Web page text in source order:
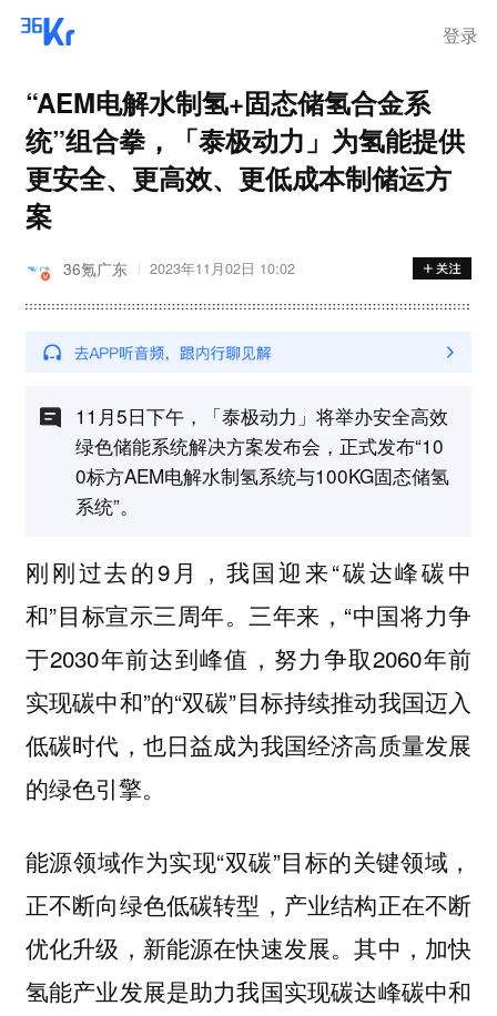
登录
“AEM电解水制氢+固态储氢合金系
统”组合拳，「泰极动力」为氢能提供
更安全、更高效、更低成本制储运方
案
36氪广东 2023年11月02日 10:02
11月5日下午，「泰极动力」将举办安全高效
绿色储能系统解决方案发布会，正式发布“10
0标方AEM电解水制氢系统与100KG固态储氢
系统”。
刚刚过去的9月，我国迎来“碳达峰碳中
和”目标宣示三周年。三年来，“中国将力争
于2030年前达到峰值，努力争取2060年前
实现碳中和”的“双碳”目标持续推动我国迈入
低碳时代，也日益成为我国经济高质量发展
的绿色引擎。
能源领域作为实现“双碳”目标的关键领域，
正不断向绿色低碳转型，产业结构正在不断
优化升级，新能源在快速发展。其中，加快
氢能产业发展是助力我国实现碳达峰碳中和